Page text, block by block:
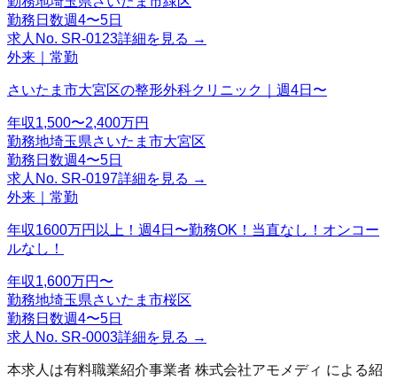
勤務日数週4〜5日
求人No. SR-0123詳細を見る →
外来｜常勤
さいたま市大宮区の整形外科クリニック｜週4日〜
年収1,500〜2,400万円
勤務地埼玉県さいたま市大宮区
勤務日数週4〜5日
求人No. SR-0197詳細を見る →
外来｜常勤
年収1600万円以上！週4日〜勤務OK！当直なし！オンコー
ルなし！
年収1,600万円〜
勤務地埼玉県さいたま市桜区
勤務日数週4〜5日
求人No. SR-0003詳細を見る →
本求人は有料職業紹介事業者 株式会社アモメディ による紹